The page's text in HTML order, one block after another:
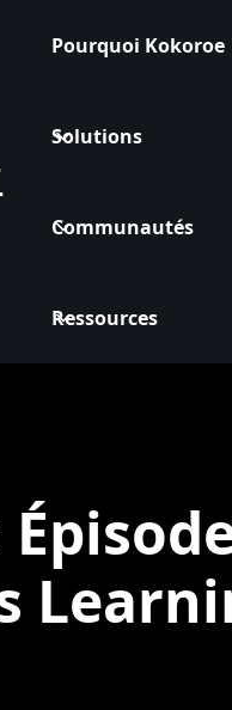
Pourquoi Kokoroe
Solutions
Communautés
Ressources